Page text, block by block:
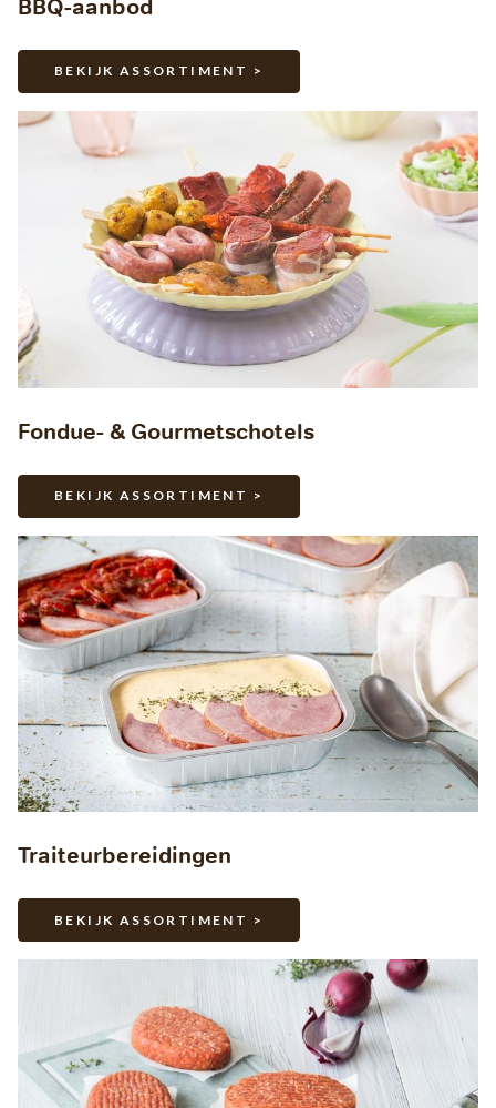
BBQ-aanbod
BEKIJK ASSORTIMENT >
Fondue- & Gourmetschotels
BEKIJK ASSORTIMENT >
Traiteurbereidingen
BEKIJK ASSORTIMENT >